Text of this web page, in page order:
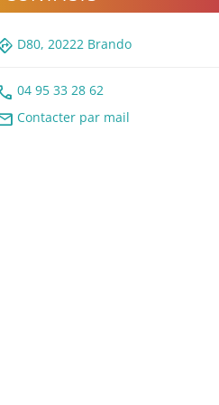
D80, 20222 Brando
04 95 33 28 62
Contacter par mail